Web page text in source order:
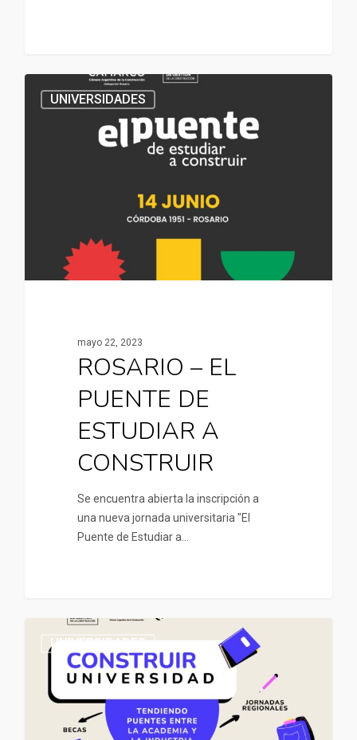
UNIVERSIDADES
mayo 22, 2023
ROSARIO – EL
PUENTE DE
ESTUDIAR A
CONSTRUIR
Se encuentra abierta la inscripción a
una nueva jornada universitaria "El
Puente de Estudiar a…
UNIVERSIDADES